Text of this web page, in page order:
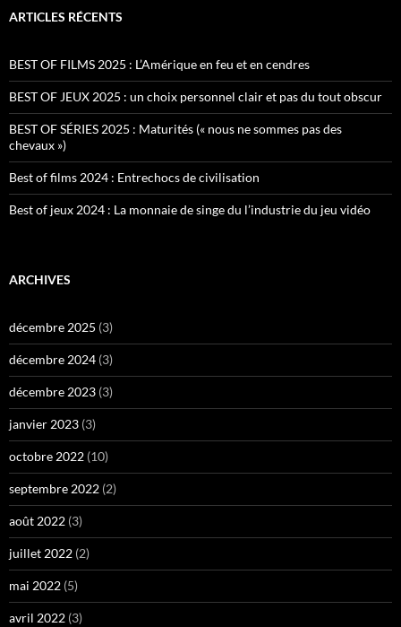
ARTICLES RÉCENTS
BEST OF FILMS 2025 : L’Amérique en feu et en cendres
BEST OF JEUX 2025 : un choix personnel clair et pas du tout obscur
BEST OF SÉRIES 2025 : Maturités (« nous ne sommes pas des
chevaux »)
Best of films 2024 : Entrechocs de civilisation
Best of jeux 2024 : La monnaie de singe du l’industrie du jeu vidéo
ARCHIVES
décembre 2025 (3)
décembre 2024 (3)
décembre 2023 (3)
janvier 2023 (3)
octobre 2022 (10)
septembre 2022 (2)
août 2022 (3)
juillet 2022 (2)
mai 2022 (5)
avril 2022 (3)